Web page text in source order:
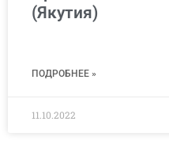
(Якутия)
ПОДРОБНЕЕ »
11.10.2022